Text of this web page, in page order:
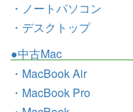
・ノートパソコン
・デスクトップ
●中古Mac
・MacBook Air
・MacBook Pro